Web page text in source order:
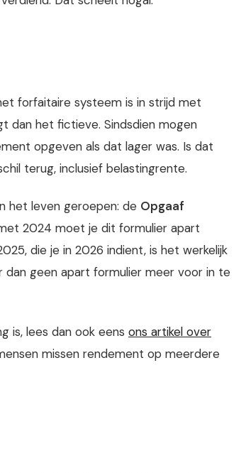
forfaitaire systeem is in strijd met
dan het fictieve. Sindsdien mogen
opgeven als dat lager was. Is dat
terug, inclusief belastingrente.
het leven geroepen: de Opgaaf
2024 moet je dit formulier apart
die je in 2026 indient, is het werkelijk
geen apart formulier meer voor in te
is, lees dan ook eens ons artikel over
missen rendement op meerdere